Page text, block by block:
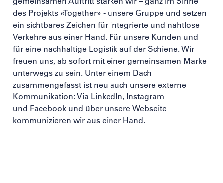
des Projekts «Together» - unsere Gruppe und setzen
ein sichtbares Zeichen für integrierte und nahtlose
Verkehre aus einer Hand. Für unsere Kunden und
für eine nachhaltige Logistik auf der Schiene. Wir
freuen uns, ab sofort mit einer gemeinsamen Marke
unterwegs zu sein. Unter einem Dach
zusammengefasst ist neu auch unsere externe
Kommunikation: Via LinkedIn, Instagram
und Facebook und über unsere Webseite
kommunizieren wir aus einer Hand.